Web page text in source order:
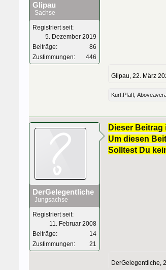
Glipau
Sachse
Registriert seit:
5. Dezember 2019
Beiträge:
86
Zustimmungen:
446
Glipau 22. März
Kurt.Pfaff
DerGelegentliche
Jungsachse
Registriert seit:
11. Februar 2008
Beiträge:
14
Zustimmungen:
21
Dieser
Um diesen
Solltest Du
DerGelegentliche